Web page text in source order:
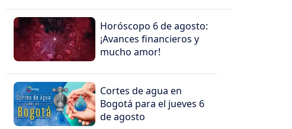
Horóscopo 6 de agosto:
¡Avances financieros y
mucho amor!
Cortes de agua en
Bogotá para el jueves 6
de agosto